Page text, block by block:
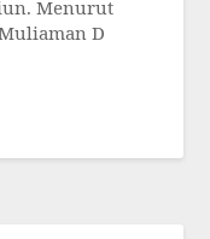
Menurut
D